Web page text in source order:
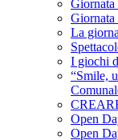
Giornata
Giornata
La
I giochi
“Smile,
Open
Open